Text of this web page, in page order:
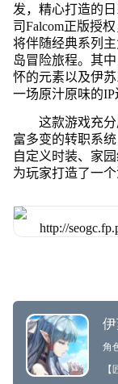
发，精心打造的
司Falcom正版授
将伴随经典系列
岛冒险旅程。其
怀的元素以及伊
一场原汁原味的IP
这款游戏充
富多变的转职系
自定义时装、家
为玩家打造了一